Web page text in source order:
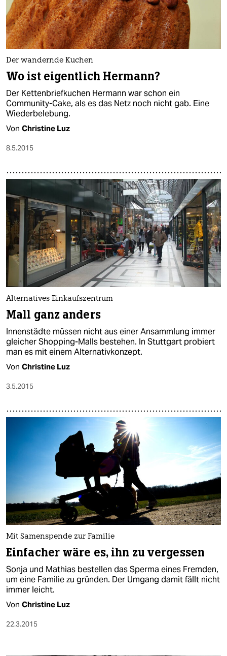
abo
genossenschaft
epaper login
Der wandernde Kuchen
Wo ist eigentlich Hermann?
Der Kettenbriefkuchen Hermann war schon ein
Community-Cake, als es das Netz noch nicht gab. Eine
Wiederbelebung.
Von Christine Luz
8.5.2015
Alternatives Einkaufszentrum
Mall ganz anders
Innenstädte müssen nicht aus einer Ansammlung immer
gleicher Shopping-Malls bestehen. In Stuttgart probiert
man es mit einem Alternativkonzept.
Von Christine Luz
3.5.2015
Mit Samenspende zur Familie
Einfacher wäre es, ihn zu vergessen
Sonja und Mathias bestellen das Sperma eines Fremden,
um eine Familie zu gründen. Der Umgang damit fällt nicht
immer leicht.
Von Christine Luz
22.3.2015